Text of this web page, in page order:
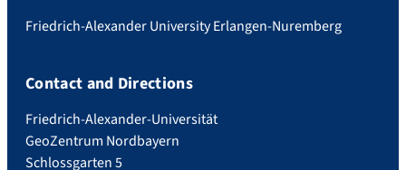
Friedrich-Alexander University Erlangen-Nuremberg
Contact and Directions
Friedrich-Alexander-Universität
GeoZentrum Nordbayern
Schlossgarten 5